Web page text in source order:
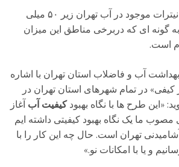
به گفته باغبان میزان نیترات موجود در آب تهران زیر ۵۰ میلی
گونه ای که دربرخی مناطق این میزان
آب و فاضلاب استان تهران با اشاره
در تمام شهرهای استان تهران در
«این طرح ها با نگاه بهبودکیفیت آب آغاز
ما یک نگاه بهبود کیفیتی داشته ایم
تهران است. حال چه این کار را با
و یا با امکانات نو.»